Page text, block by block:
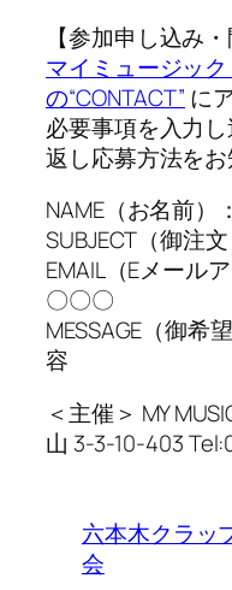
【参加申し込み
マイミュージッ
の“CONTACT” に
必要事項を入力
返し応募方法をお
NAME（お名前）
SUBJECT（御注
EMAIL（Eメール
〇〇〇
MESSAGE（御希
容
＜主催＞ MY
山 3-3-10-403
六本木クラッ
会